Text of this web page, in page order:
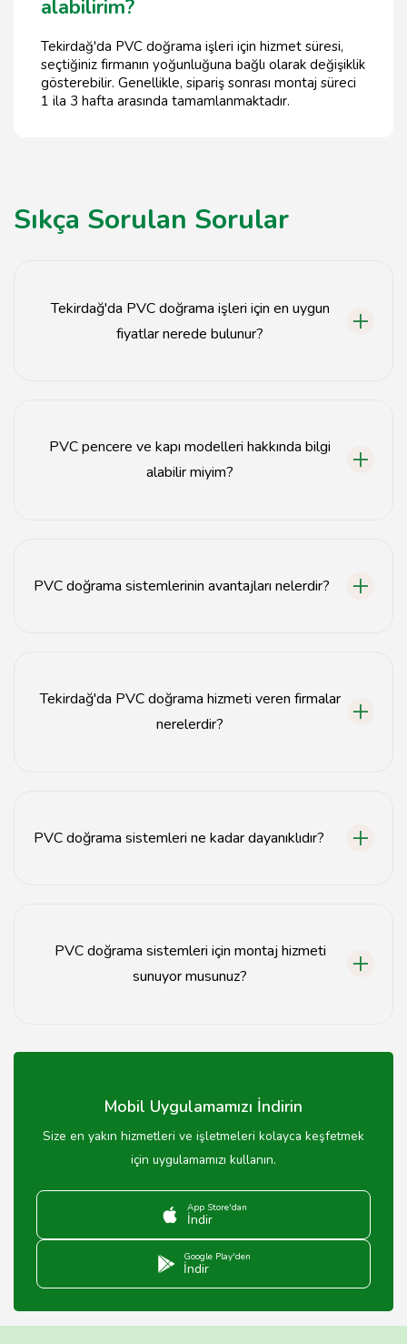
alabilirim?
Tekirdağ'da PVC doğrama işleri için hizmet süresi,
seçtiğiniz firmanın yoğunluğuna bağlı olarak değişiklik
gösterebilir. Genellikle, sipariş sonrası montaj süreci
1 ila 3 hafta arasında tamamlanmaktadır.
Sıkça Sorulan Sorular
Tekirdağ'da PVC doğrama işleri için en uygun
fiyatlar nerede bulunur?
PVC pencere ve kapı modelleri hakkında bilgi
alabilir miyim?
PVC doğrama sistemlerinin avantajları nelerdir?
Tekirdağ'da PVC doğrama hizmeti veren firmalar
nerelerdir?
PVC doğrama sistemleri ne kadar dayanıklıdır?
PVC doğrama sistemleri için montaj hizmeti
sunuyor musunuz?
hizmeti sunmaktayız.
Mobil Uygulamamızı İndirin
Size en yakın hizmetleri ve işletmeleri kolayca keşfetmek
için uygulamamızı kullanın.
App Store'dan
İndir
Google Play'den
İndir